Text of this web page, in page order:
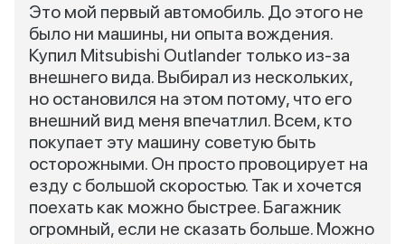
Это мой первый автомобиль. До этого не
было ни машины, ни опыта вождения.
Купил Mitsubishi Outlander только из-за
внешнего вида. Выбирал из нескольких,
но остановился на этом потому, что его
внешний вид меня впечатлил. Всем, кто
покупает эту машину советую быть
осторожными. Он просто провоцирует на
езду с большой скоростью. Так и хочется
поехать как можно быстрее. Багажник
огромный, если не сказать больше. Можно